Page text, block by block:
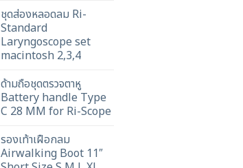
ชุดส่องหลอดลม Ri-
Standard
Laryngoscope set
macintosh 2,3,4
ด้ามถือชุดตรวจตาหู
Battery handle Type
C 28 MM for Ri-Scope
รองเท้าเฝือกลม
Airwalking Boot 11″